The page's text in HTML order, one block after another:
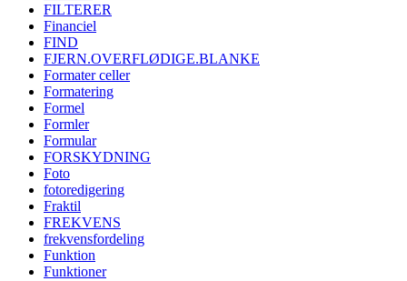
FILTERER
Financiel
FIND
FJERN.OVERFLØDIGE.BLANKE
Formater celler
Formatering
Formel
Formler
Formular
FORSKYDNING
Foto
fotoredigering
Fraktil
FREKVENS
frekvensfordeling
Funktion
Funktioner